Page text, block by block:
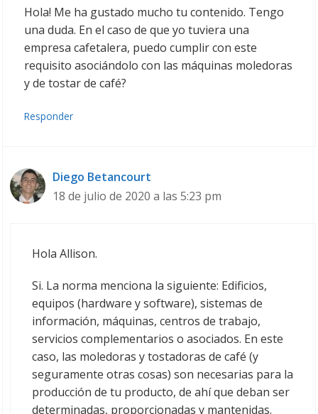
Hola! Me ha gustado mucho tu contenido. Tengo
una duda. En el caso de que yo tuviera una
empresa cafetalera, puedo cumplir con este
requisito asociándolo con las máquinas moledoras
y de tostar de café?
Responder
Diego Betancourt
18 de julio de 2020 a las 5:23 pm
Hola Allison.
Si. La norma menciona la siguiente: Edificios,
equipos (hardware y software), sistemas de
información, máquinas, centros de trabajo,
servicios complementarios o asociados. En este
caso, las moledoras y tostadoras de café (y
seguramente otras cosas) son necesarias para la
producción de tu producto, de ahí que deban ser
determinadas, proporcionadas y mantenidas.